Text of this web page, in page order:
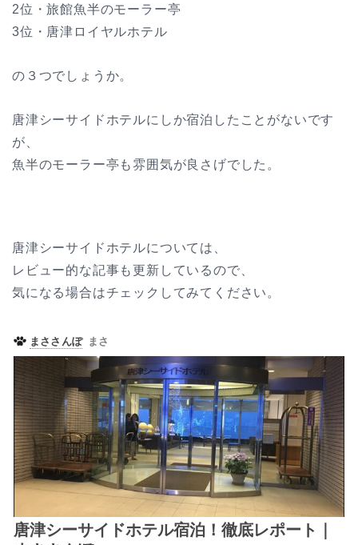
2位・旅館魚半のモーラー亭
3位・唐津ロイヤルホテル
の３つでしょうか。
唐津シーサイドホテルにしか宿泊したことがないです
が、
魚半のモーラー亭も雰囲気が良さげでした。
唐津シーサイドホテルについては、
レビュー的な記事も更新しているので、
気になる場合はチェックしてみてください。